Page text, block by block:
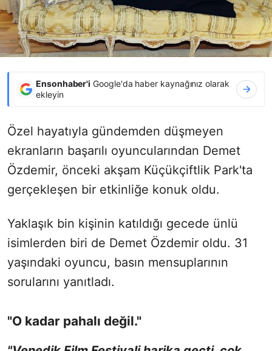
Ensonhaber'i Google'da haber kaynağınız olarak
ekleyin
Özel hayatıyla gündemden düşmeyen
ekranların başarılı oyuncularından Demet
Özdemir, önceki akşam Küçükçiftlik Park'ta
gerçekleşen bir etkinliğe konuk oldu.
Yaklaşık bin kişinin katıldığı gecede ünlü
isimlerden biri de Demet Özdemir oldu. 31
yaşındaki oyuncu, basın mensuplarının
sorularını yanıtladı.
"O kadar pahalı değil."